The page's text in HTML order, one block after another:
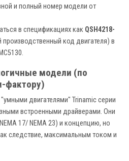
и полный номер модели от
в спецификациях как QSH4218-
производственный код двигателя) в
модели (по
фактору)
двигателями" Trinamic серии
встроенными драйверами. Они
17/ NEMA 23) и концепцию, но
следствие, максимальным током и